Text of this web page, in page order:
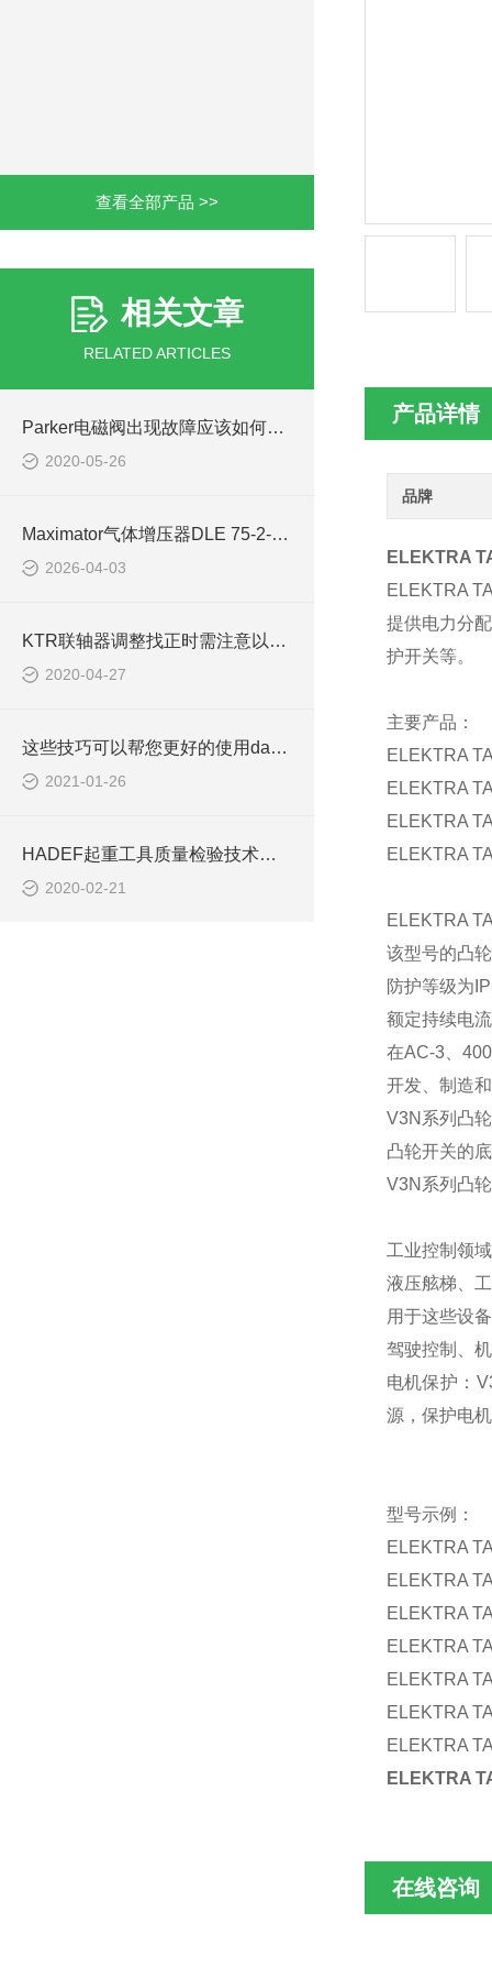
查看全部产品 >>
相关文章
RELATED ARTICLES
Parker电磁阀出现故障应该如何进行排查？
2020-05-26
Maximator气体增压器DLE 75-2-NN用于反应釜加压
2026-04-03
KTR联轴器调整找正时需注意以下几点
2020-04-27
这些技巧可以帮您更好的使用danfoss减速机
2021-01-26
HADEF起重工具质量检验技术标准说明
2020-02-21
产品详情
品牌
ELEKTRA
ELEKTRA
提供电力分
护开关等。
主要产品：
ELEKTRA
ELEKTRA
ELEKTRA
ELEKTRA
ELEKTRA
该型号的凸
防护等级为
额定持续电
在AC-3、
开发、制造
V3N 系列凸
凸轮开关的
V3N 系列凸
工业控制领
液压舷梯、
用于这些设
驾驶控制、
电机保护：
源，保护电
型号示例：
ELEKTRA
ELEKTRA
ELEKTRA
ELEKTRA
ELEKTRA
ELEKTRA
ELEKTRA
ELEKTRA
在线咨询